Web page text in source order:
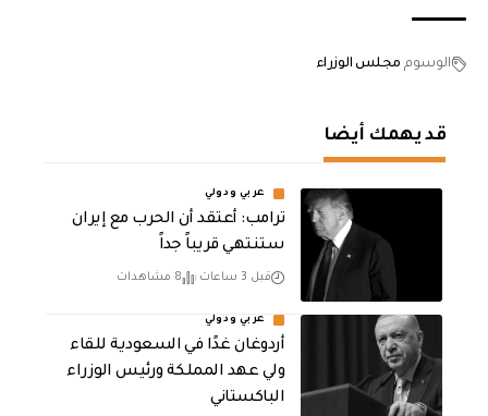
الوسوم مجلس الوزراء
قد يهمك أيضا
عربي ودولي
‏ترامب: أعتقد أن الحرب مع إيران
ستنتهي قريباً جداً
قبل 3 ساعات 8 مشاهدات
عربي ودولي
أردوغان غدًا في السعودية للقاء
ولي عهد المملكة ورئيس الوزراء
الباكستاني